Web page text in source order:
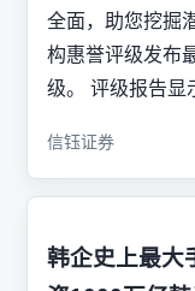
全面，助您挖掘
构惠誉评级发布
级。 评级报告显
信钰证券
韩企史上最大